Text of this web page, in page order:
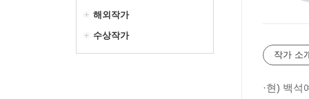
해외작가
수상작가
작가 소
·현) 백석